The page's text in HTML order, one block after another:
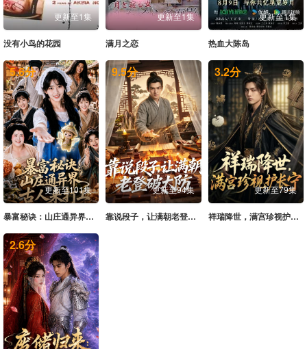
更新至1集
没有小鸟的花园
更新至1集
满月之恋
更新至1集
热血大陈岛
5.6分
更新至101集
暴富秘诀：山庄通异界古人来打工
9.5分
更新至94集
靠说段子，让满朝老登大破大防
3.2分
更新至79集
祥瑞降世，满宫珍视护长宁
2.6分